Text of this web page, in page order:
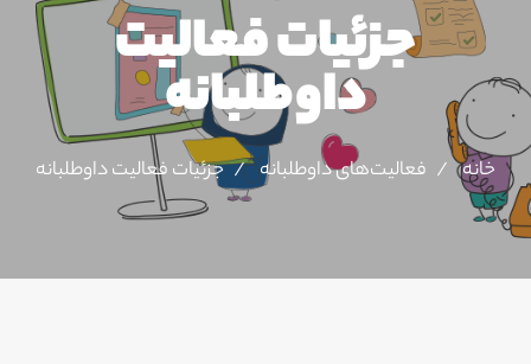
جزئیات فعالیت‌
داوطلبانه
خانه فعالیت‌های داوطلبانه جزئیات فعالیت‌ داوطلبانه